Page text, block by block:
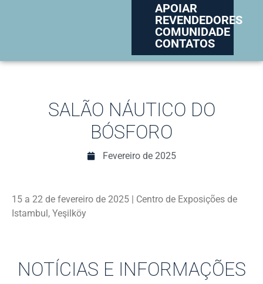
APOIAR
REVENDEDORES
COMUNIDADE
CONTATOS
SALÃO NÁUTICO DO
BÓSFORO
Fevereiro de 2025
15 a 22 de fevereiro de 2025 | Centro de Exposições de
Istambul, Yeşilköy
NOTÍCIAS E INFORMAÇÕES